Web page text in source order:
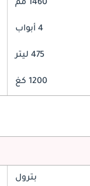
1460 مم
4 أبواب
475 ليتر
1200 كغ
بترول